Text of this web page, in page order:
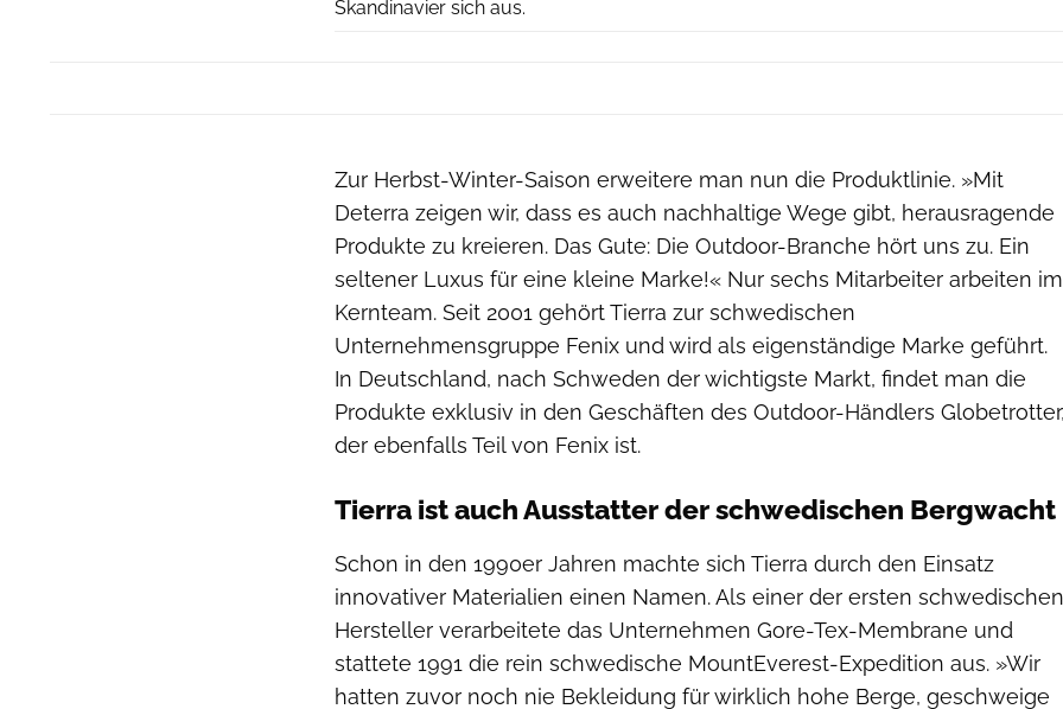
Skandinavier sich aus.
Zur Herbst-Winter-Saison erweitere man nun die Produktlinie. »Mit
Deterra zeigen wir, dass es auch nachhaltige Wege gibt, herausragende
Produkte zu kreieren. Das Gute: Die Outdoor-Branche hört uns zu. Ein
seltener Luxus für eine kleine Marke!« Nur sechs Mitarbeiter arbeiten im
Kernteam. Seit 2001 gehört Tierra zur schwedischen
Unternehmensgruppe Fenix und wird als eigenständige Marke geführt.
In Deutschland, nach Schweden der wichtigste Markt, findet man die
Produkte exklusiv in den Geschäften des Outdoor-Händlers Globetrotter,
der ebenfalls Teil von Fenix ist.
Tierra ist auch Ausstatter der schwedischen Bergwacht
Schon in den 1990er Jahren machte sich Tierra durch den Einsatz
innovativer Materialien einen Namen. Als einer der ersten schwedischen
Hersteller verarbeitete das Unternehmen Gore-Tex-Membrane und
stattete 1991 die rein schwedische MountEverest-Expedition aus. »Wir
hatten zuvor noch nie Bekleidung für wirklich hohe Berge, geschweige